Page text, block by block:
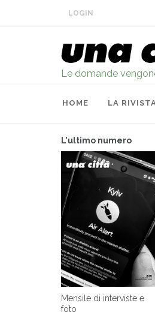
LOGIN
Le domande
HOME LA
L'ultimo numero
Mensile di interviste e
foto